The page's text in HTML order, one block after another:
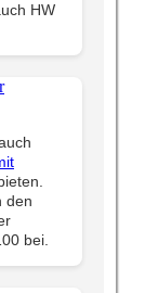
HW
den
bei.